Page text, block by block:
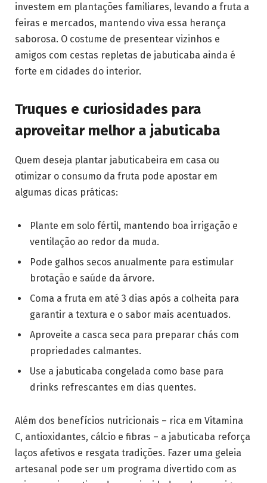
investem em plantações familiares, levando a fruta a
feiras e mercados, mantendo viva essa herança
saborosa. O costume de presentear vizinhos e
amigos com cestas repletas de jabuticaba ainda é
forte em cidades do interior.
Truques e curiosidades para
aproveitar melhor a jabuticaba
Quem deseja plantar jabuticabeira em casa ou
otimizar o consumo da fruta pode apostar em
algumas dicas práticas:
Plante em solo fértil, mantendo boa irrigação e
ventilação ao redor da muda.
Pode galhos secos anualmente para estimular
brotação e saúde da árvore.
Coma a fruta em até 3 dias após a colheita para
garantir a textura e o sabor mais acentuados.
Aproveite a casca seca para preparar chás com
propriedades calmantes.
Use a jabuticaba congelada como base para
drinks refrescantes em dias quentes.
Além dos benefícios nutricionais – rica em Vitamina
C, antioxidantes, cálcio e fibras – a jabuticaba reforça
laços afetivos e resgata tradições. Fazer uma geleia
artesanal pode ser um programa divertido com as